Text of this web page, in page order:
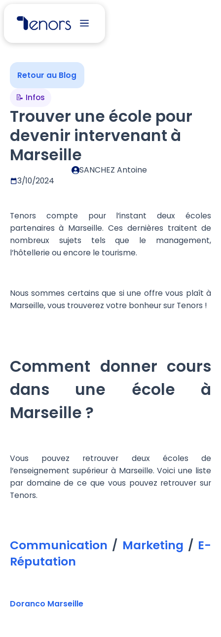
Retour au Blog
📝 Infos
Trouver une école pour
devenir intervenant à
Marseille
SANCHEZ Antoine
3/10/2024
Tenors compte pour l’instant deux écoles
partenaires à Marseille. Ces dernières traitent de
nombreux sujets tels que le management,
l’hôtellerie ou encore le tourisme.
Nous sommes certains que si une offre vous plaît à
Marseille, vous trouverez votre bonheur sur Tenors !
Comment donner cours
dans une école à
Marseille ?
Vous pouvez retrouver deux écoles de
l’enseignement supérieur à Marseille. Voici une liste
par domaine de ce que vous pouvez retrouver sur
Tenors.
Communication / Marketing / E-
Réputation
Doranco Marseille